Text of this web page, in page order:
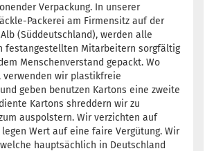
Verpackung. In unserer
Packerei am Firmensitz auf der
(Süddeutschland), werden alle
festangestellten Mitarbeitern sorgfältig
Menschenverstand gepackt. Wo
verwenden wir plastikfreie
geben benutzen Kartons eine zweite
Kartons shreddern wir zu
auspolstern. Wir verzichten auf
Wert auf eine faire Vergütung. Wir
hauptsächlich in Deutschland